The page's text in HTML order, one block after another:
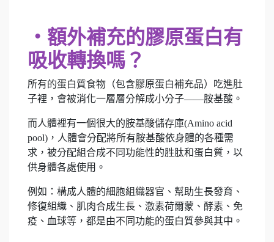
‧額外補充的膠原蛋白有
吸收轉換嗎？
所有的蛋白質食物（包含膠原蛋白補充品）吃進肚
子裡，會被消化一層層分解成小分子——胺基酸。
而人體裡有一個很大的胺基酸儲存庫(Amino acid
pool)，人體會分配將所有胺基酸依身體的各種需
求，被分配組合成不同功能性的胜肽和蛋白質，以
供身體各處使用。
例如：構成人體的細胞組織器官、幫助生長發育、
修復組織、肌肉合成生長、激素荷爾蒙、酵素、免
疫、血球等，都是由不同功能的蛋白質參與其中。